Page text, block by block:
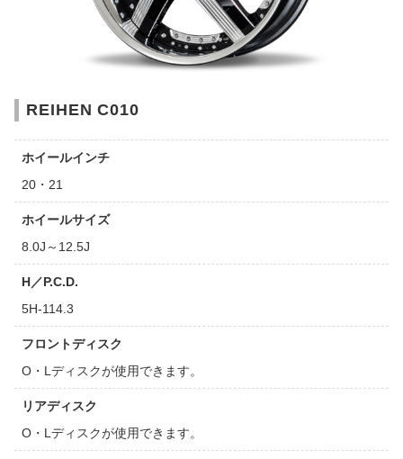
REIHEN C010
ホイールインチ
20・21
ホイールサイズ
8.0J～12.5J
H／P.C.D.
5H-114.3
フロントディスク
O・Lディスクが使用できます。
リアディスク
O・Lディスクが使用できます。